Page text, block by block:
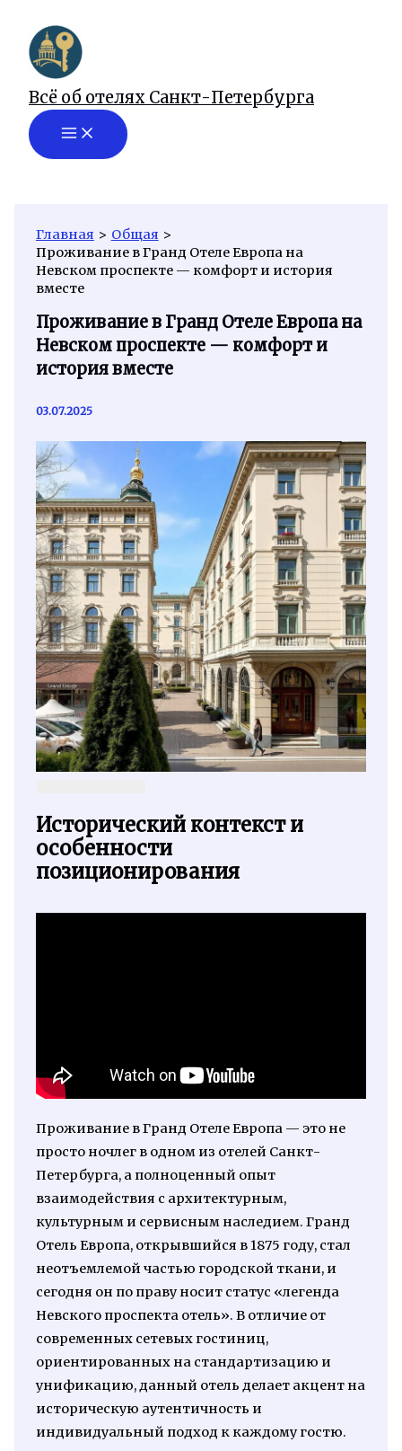
содержимому
Всё об отелях Санкт-Петербурга
Главная
Общая
Проживание в Гранд Отеле Европа на
Невском проспекте — комфорт и история
вместе
Проживание в Гранд Отеле Европа на
Невском проспекте — комфорт и
история вместе
03.07.2025
Исторический контекст и
особенности
позиционирования
Проживание в Гранд Отеле Европа — это не
просто ночлег в одном из отелей Санкт-
Петербурга, а полноценный опыт
взаимодействия с архитектурным,
культурным и сервисным наследием. Гранд
Отель Европа, открывшийся в 1875 году, стал
неотъемлемой частью городской ткани, и
сегодня он по праву носит статус «легенда
Невского проспекта отель». В отличие от
современных сетевых гостиниц,
ориентированных на стандартизацию и
унификацию, данный отель делает акцент на
историческую аутентичность и
индивидуальный подход к каждому гостю.